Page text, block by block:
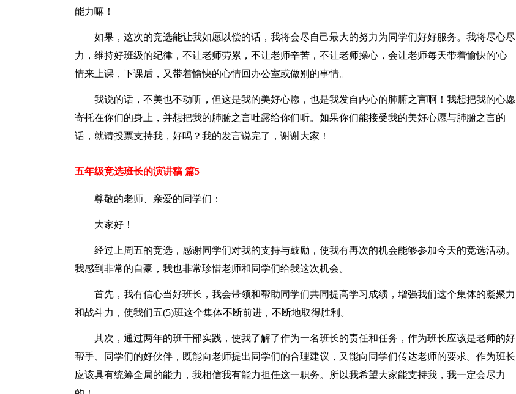
能力嘛！
如果，这次的竞选能让我如愿以偿的话，我将会尽自己最大的努力为同学们好好服务。我将尽心尽
力，维持好班级的纪律，不让老师劳累，不让老师辛苦，不让老师操心，会让老师每天带着愉快的'心
情来上课，下课后，又带着愉快的心情回办公室或做别的事情。
我说的话，不美也不动听，但这是我的美好心愿，也是我发自内心的肺腑之言啊！我想把我的心愿
寄托在你们的身上，并想把我的肺腑之言吐露给你们听。如果你们能接受我的美好心愿与肺腑之言的
话，就请投票支持我，好吗？我的发言说完了，谢谢大家！
五年级竞选班长的演讲稿 篇5
尊敬的老师、亲爱的同学们：
大家好！
经过上周五的竞选，感谢同学们对我的支持与鼓励，使我有再次的机会能够参加今天的竞选活动。
我感到非常的自豪，我也非常珍惜老师和同学们给我这次机会。
首先，我有信心当好班长，我会带领和帮助同学们共同提高学习成绩，增强我们这个集体的凝聚力
和战斗力，使我们五(5)班这个集体不断前进，不断地取得胜利。
其次，通过两年的班干部实践，使我了解了作为一名班长的责任和任务，作为班长应该是老师的好
帮手、同学们的好伙伴，既能向老师提出同学们的合理建议，又能向同学们传达老师的要求。作为班长
应该具有统筹全局的能力，我相信我有能力担任这一职务。所以我希望大家能支持我，我一定会尽力